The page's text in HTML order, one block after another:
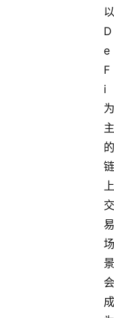
以
D
e
F
i
为
主
的
链
上
交
易
场
景
会
成